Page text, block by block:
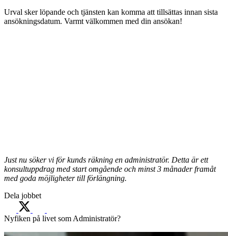
Urval sker löpande och tjänsten kan komma att tillsättas innan sista
ansökningsdatum. Varmt välkommen med din ansökan!
Just nu söker vi för kunds räkning en administratör. Detta är ett
konsultuppdrag med start omgående och minst 3 månader framåt
med goda möjligheter till förlängning.
Dela jobbet
Nyfiken på livet som Administratör?